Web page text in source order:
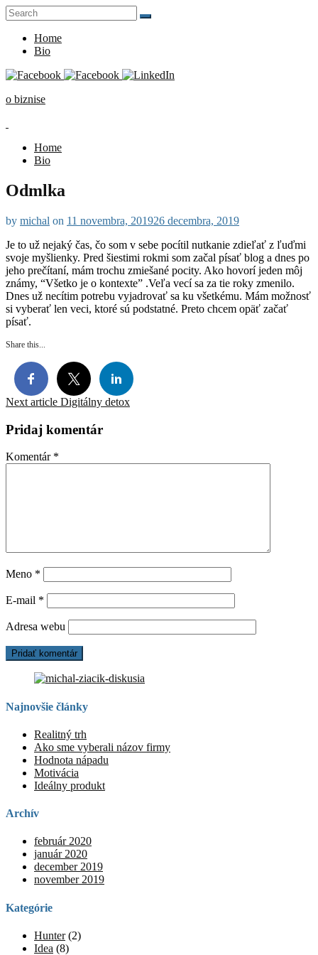
Skip
to
content
Search
for:
Home
Bio
o biznise
Home
Bio
Odmlka
by michal on 11 novembra, 201926 decembra, 2019
Je to už nejaký čas, čo som v sebe pocítil nutkanie zdieľať z ľuďmi
svoje myšlienky. Pred šiestimi rokmi som začal písať blog a dnes po
jeho prečítaní, mám trochu zmiešané pocity. Ako hovorí jeden môj
známy, “Všetko je o kontexte” .Veľa vecí sa za tie roky zmenilo.
Dnes už necítim potrebu vyjadrovať sa ku všetkému. Mám možnosť
si vyberať len veci, ktoré sú podstatné. Preto chcem opäť začať
písať.
Share this...
Continue
Reading
Next article Digitálny detox
Pridaj komentár
Komentár *
Meno *
E-mail *
Adresa webu
Najnovšie články
Realitný trh
Ako sme vyberali názov firmy
Hodnota nápadu
Motivácia
Ideálny produkt
Archív
február 2020
január 2020
december 2019
november 2019
Kategórie
Hunter(2)
Idea (8)